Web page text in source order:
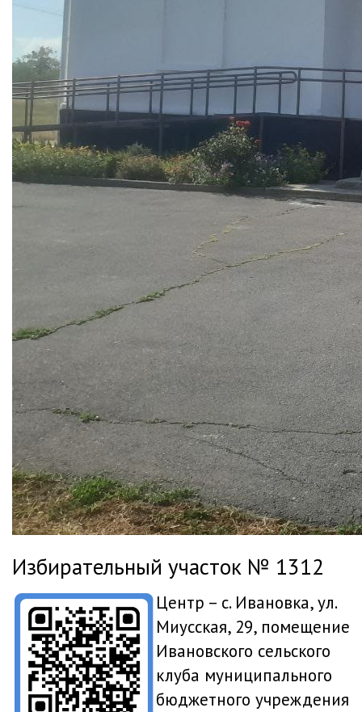
Избирательный участок № 1312
Центр – с. Ивановка, ул.
Миусская, 29, помещение
Ивановского сельского
клуба муниципального
бюджетного учреждения